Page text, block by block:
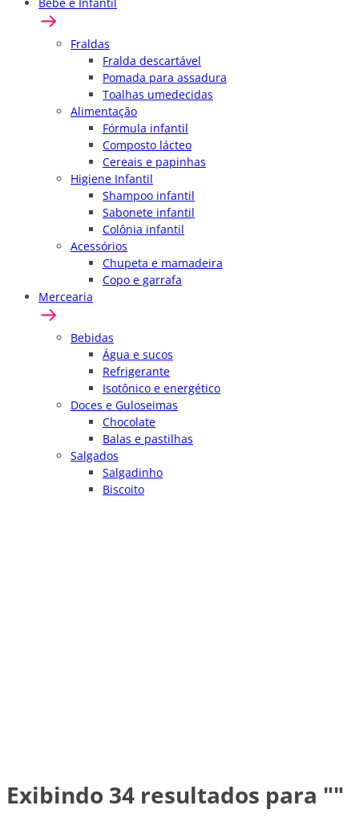
Fraldas
Fralda descartável
Pomada para assadura
Toalhas umedecidas
Alimentação
Fórmula infantil
Composto lácteo
Cereais e papinhas
Higiene Infantil
Shampoo infantil
Sabonete infantil
Colônia infantil
Acessórios
Chupeta e mamadeira
Copo e garrafa
Mercearia
Bebidas
Água e sucos
Refrigerante
Isotônico e energético
Doces e Guloseimas
Chocolate
Balas e pastilhas
Salgados
Salgadinho
Biscoito
Exibindo 34 resultados para ""